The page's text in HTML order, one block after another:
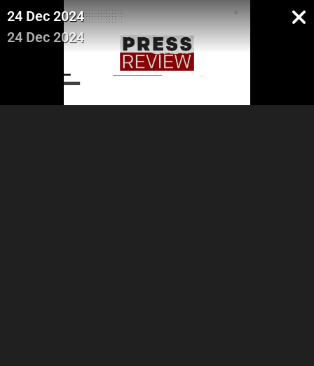
24 Dec 2024
24 Dec 2024